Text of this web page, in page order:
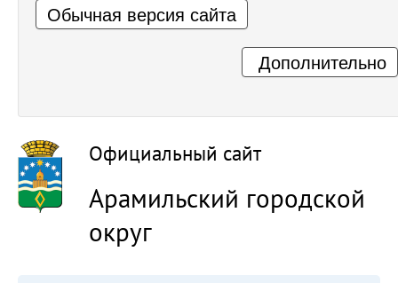
Обычная версия сайта
Дополнительно
Официальный сайт
Арамильский городской
округ